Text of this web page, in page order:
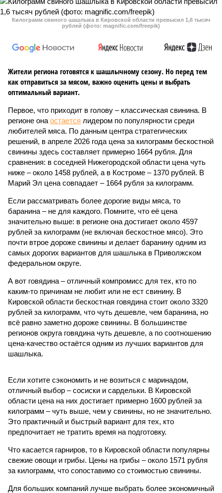
Килограмм свиного шашлыка в Кировской области превысил 1,6 тысяч
рублей (фото: magnific.com/freepik)
Жители региона готовятся к шашлычному сезону. Но перед тем
как отправиться за мясом, важно оценить цены и выбрать
оптимальный вариант.
Первое, что приходит в голову – классическая свинина. В
регионе она остается лидером по популярности среди
любителей мяса. По данным центра стратегических
решений, в апреле 2026 года цена за килограмм бескостной
свинины здесь составляет примерно 1664 рубля. Для
сравнения: в соседней Нижегородской области цена чуть
ниже – около 1458 рублей, а в Костроме – 1370 рублей. В
Марий Эл цена совпадает – 1664 рубля за килограмм.
Если рассматривать более дорогие виды мяса, то
баранина – не для каждого. Помните, что её цена
значительно выше: в регионе она достигает около 4597
рублей за килограмм (не включая бескостное мясо). Это
почти втрое дороже свинины и делает баранину одним из
самых дорогих вариантов для шашлыка в Приволжском
федеральном округе.
А вот говядина – отличный компромисс для тех, кто по
каким-то причинам не любит или не ест свинину. В
Кировской области бескостная говядина стоит около 3320
рублей за килограмм, что чуть дешевле, чем баранина, но
всё равно заметно дороже свинины. В большинстве
регионов округа говядина чуть дешевле, а по соотношению
цена-качество остаётся одним из лучших вариантов для
шашлыка.
Если хотите сэкономить и не возиться с маринадом,
отличный выбор – сосиски и сардельки. В Кировской
области цена на них достигает примерно 1600 рублей за
килограмм – чуть выше, чем у свинины, но не значительно.
Это практичный и быстрый вариант для тех, кто
предпочитает не тратить время на подготовку.
Что касается гарниров, то в Кировской области популярны
свежие овощи и грибы. Цены на грибы – около 1571 рубля
за килограмм, что сопоставимо со стоимостью свинины.
Для больших компаний лучше выбрать более экономичный